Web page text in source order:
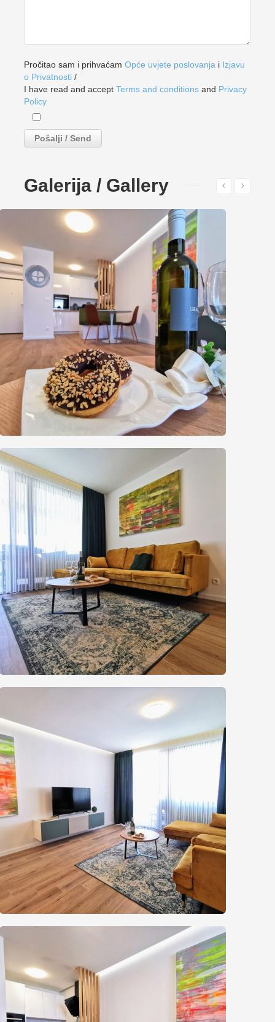
Pročitao sam i prihvaćam Opće uvjete poslovanja i Izjavu
o Privatnosti /
I have read and accept Terms and conditions and Privacy
Policy
Galerija / Gallery